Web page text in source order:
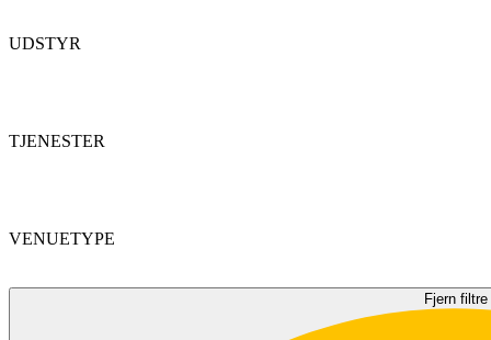
UDSTYR
TJENESTER
VENUETYPE
Fjern filtre